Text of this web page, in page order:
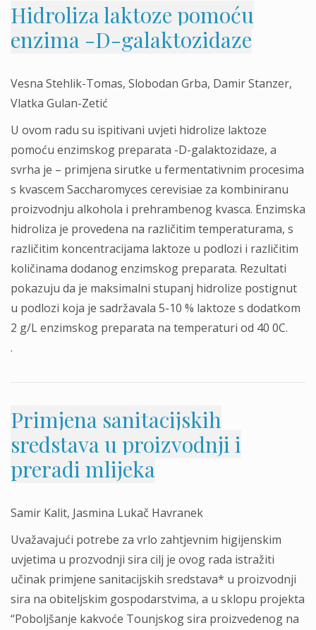
Hidroliza laktoze pomoću
enzima -D-galaktozidaze
Vesna Stehlik-Tomas, Slobodan Grba, Damir Stanzer,
Vlatka Gulan-Zetić
U ovom radu su ispitivani uvjeti hidrolize laktoze
pomoću enzimskog preparata -D-galaktozidaze, a
svrha je – primjena sirutke u fermentativnim procesima
s kvascem Saccharomyces cerevisiae za kombiniranu
proizvodnju alkohola i prehrambenog kvasca. Enzimska
hidroliza je provedena na različitim temperaturama, s
različitim koncentracijama laktoze u podlozi i različitim
količinama dodanog enzimskog preparata. Rezultati
pokazuju da je maksimalni stupanj hidrolize postignut
u podlozi koja je sadržavala 5-10 % laktoze s dodatkom
2 g/L enzimskog preparata na temperaturi od 40 0C.
.
Primjena sanitacijskih
sredstava u proizvodnji i
preradi mlijeka
Samir Kalit, Jasmina Lukač Havranek
Uvažavajući potrebe za vrlo zahtjevnim higijenskim
uvjetima u prozvodnji sira cilj je ovog rada istražiti
učinak primjene sanitacijskih sredstava* u proizvodnji
sira na obiteljskim gospodarstvima, a u sklopu projekta
“Poboljšanje kakvoće Tounjskog sira proizvedenog na